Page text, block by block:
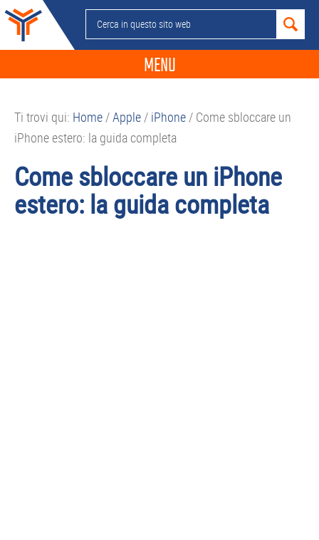
Passa
alla
navigazione
Passa
contenuto
Passa
alla
barra
Passa
piè
Cerca
in
sito
MENU
GUIDE ACQUISTO
SMARTPHONE
TABLET
Ti trovi qui: Home/Apple/ iPhone/ Come sbloccare un
iPhone estero: la guida completa
Come sbloccare un iPhone
estero: la guida completa